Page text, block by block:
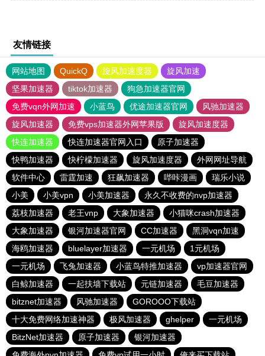
友情链接
网站地图 QuickQ 旋风加速度器
旋风加速
坚果加速器
tiktok加速器
狗急加速器官网
免费vqn外网加速
小蓝鸟 优途加速器官网
风驰加速器
旋风加速器
免费vps加速器外网苹果版
旋风加速度器
快连加速器
快连加速器官网入口
原子加速器
快鸭加速器
快柠檬加速器 旋风加速度器
外网网址导航
软件中心
雷霆加速 狂飙加速器 哔咔漫画
瑞乐小说
小美
小美vpn 小美加速器
永久不收费的nvp加速器
荔枝加速器
老王vnp 大象加速器
小猫咪crash加速器
大象加速器
银河加速器官网 CC加速器
黑洞vqn加速
海鸥加速器
bluelayer加速器 一元机场
1元机场
一元机场
飞兔加速器 小蓝鸟特推加速器
vp加速器官网
白鲸加速器
一起扶墙下载站 元链加速器
毛豆加速器
bitznet加速器
风驰加速器
GOROOO下载站
十大免费网络加速神器
极风加速器 ghelper
一元机场
BitzNet加速器
原子加速器
银河加速器